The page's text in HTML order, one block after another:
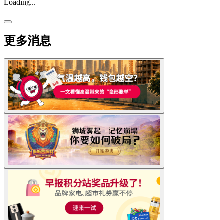
Loading...
更多消息